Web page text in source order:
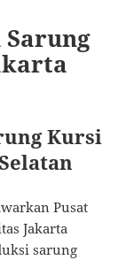
Sarung
Kursi
Pusat
Jakarta
sarung